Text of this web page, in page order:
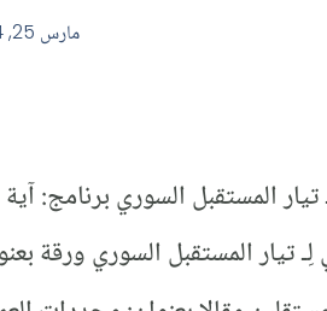
مارس 25, 2024
السوري برنامج: آية وغاية (15) عنوان
تيار المستقبل السوري ورقة